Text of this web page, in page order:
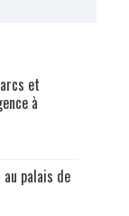
et
à
palais de